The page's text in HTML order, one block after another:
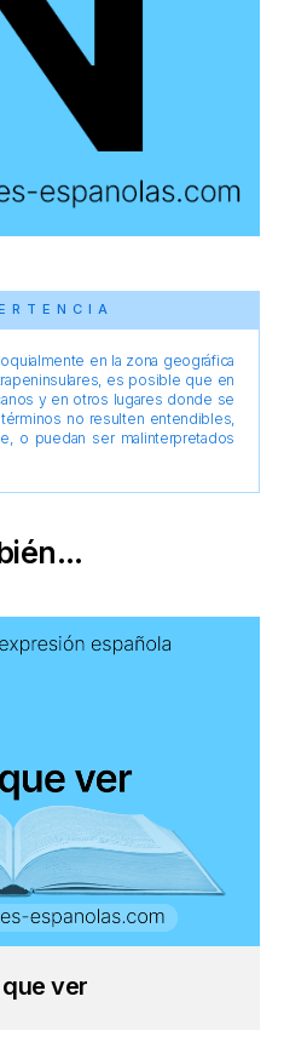
en la zona geográfica
es posible que en
y en otros lugares donde se
no resulten entendibles,
o puedan ser malinterpretados
ver